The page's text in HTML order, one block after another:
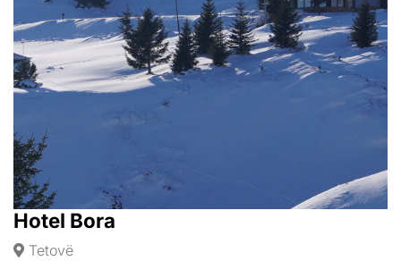
Hotel Bora
Tetovë